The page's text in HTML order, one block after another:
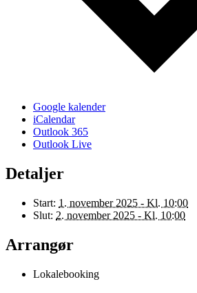
Google kalender
iCalendar
Outlook 365
Outlook Live
Detaljer
Start: 1. november 2025 - Kl. 10:00
Slut: 2. november 2025 - Kl. 10:00
Arrangør
Lokalebooking